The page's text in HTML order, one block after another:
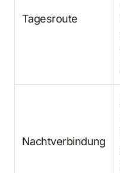
Tagesroute
Nachtverbindung